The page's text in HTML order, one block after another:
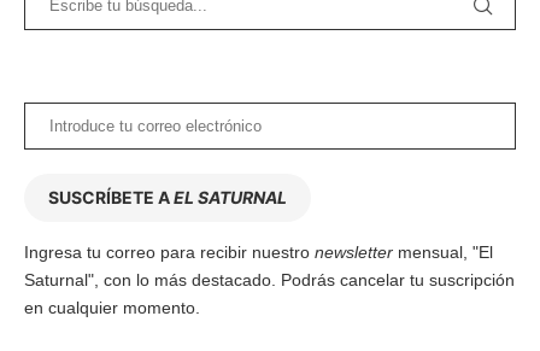
SUSCRÍBETE AEL SATURNAL
Ingresa tu correo para recibir nuestro newsletter mensual, "El
Saturnal", con lo más destacado. Podrás cancelar tu suscripción
en cualquier momento.